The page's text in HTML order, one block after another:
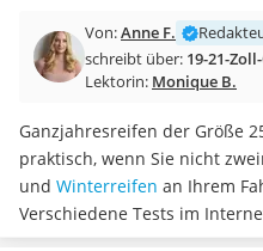
Marderschreck
Wagenheber 3t
AGM-Batterie Wohnmobil
Thule-Fahrradträger
FM-Transmitter
Sommerreifen 205/55 R16
Autobatterie-Ladegerät
Starthilfe mit Kompressor
Von:Anne F.
schreibt über: 19-21-
Lektorin: Monique B.
Ganzjahresreifen der Größe
praktisch, wenn Sie nicht
und Winterreifen an Ihrem
Verschiedene Tests im
angebotenen Modellen unter